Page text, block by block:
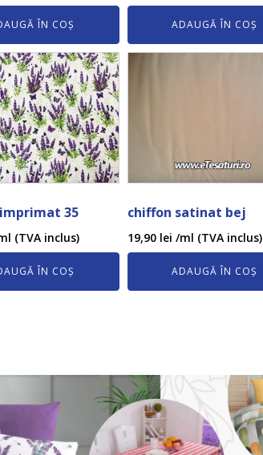
ÎN COȘ ADAUGĂ ÎN COȘ
35
(TVA inclus)
ÎN COȘ
chiffon satinat bej
19,90 lei /ml (TVA inclus)
ADAUGĂ ÎN COȘ